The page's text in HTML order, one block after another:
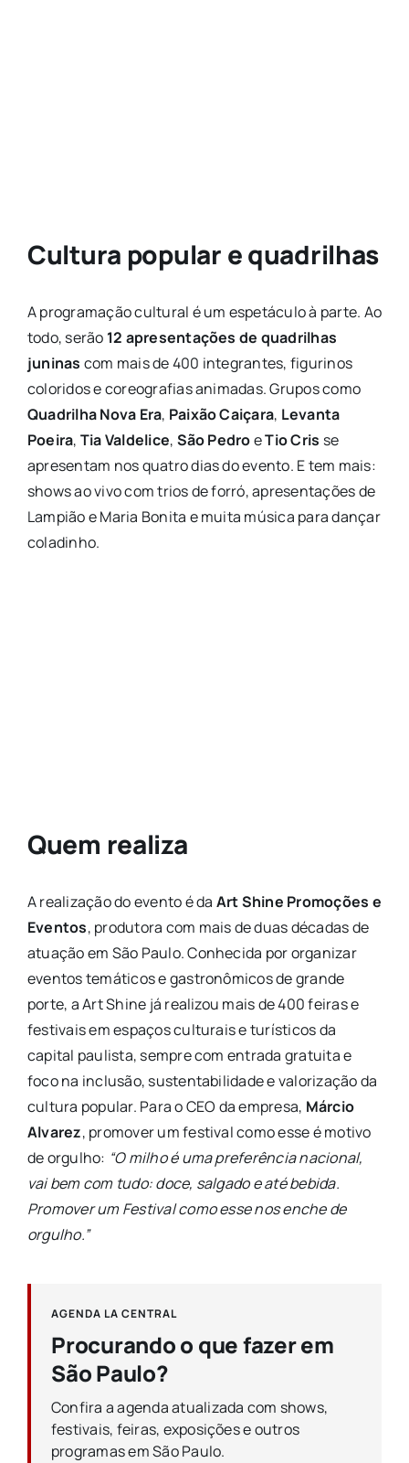
Cultura popular e quadrilhas
A programação cultural é um espetáculo à parte. Ao
todo, serão 12 apresentações de quadrilhas
juninas com mais de 400 integrantes, figurinos
coloridos e coreografias animadas. Grupos como
Quadrilha Nova Era, Paixão Caiçara, Levanta
Poeira, Tia Valdelice, São PedroeTio Cris se
apresentam nos quatro dias do evento. E tem mais:
shows ao vivo com trios de forró, apresentações de
Lampião e Maria Bonita e muita música para dançar
coladinho.
Quem realiza
A realização do evento é da Art Shine Promoções e
Eventos, produtora com mais de duas décadas de
atuação em São Paulo. Conhecida por organizar
eventos temáticos e gastronômicos de grande
porte, a Art Shine já realizou mais de 400 feiras e
festivais em espaços culturais e turísticos da
capital paulista, sempre com entrada gratuita e
foco na inclusão, sustentabilidade e valorização da
cultura popular. Para o CEO da empresa, Márcio
Alvarez, promover um festival como esse é motivo
de orgulho: “O milho é uma preferência nacional,
vai bem com tudo: doce, salgado e até bebida.
Promover um Festival como esse nos enche de
orgulho.”
AGENDA LA CENTRAL
Procurando o que fazer em
São Paulo?
Confira a agenda atualizada com shows,
festivais, feiras, exposições e outros
programas em São Paulo.